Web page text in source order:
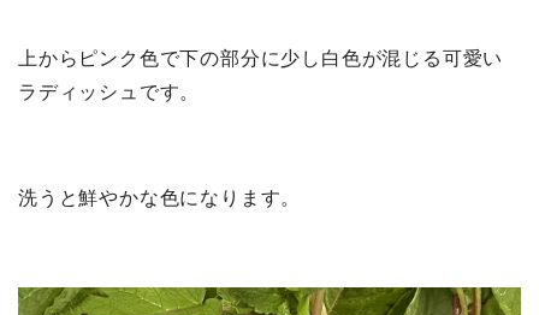
上からピンク色で下の部分に少し白色が混じる可愛い
ラディッシュです。
洗うと鮮やかな色になります。